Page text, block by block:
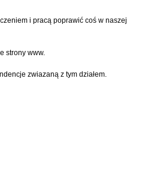
i pracą poprawić coś w naszej
strony www.
zwiazaną z tym działem.